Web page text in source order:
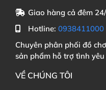
Giao hàng cả đêm
Hotline: 0938411000
Chuyên phân phối đồ
sản phẩm hỗ trợ tình
VỀ CHÚNG TÔI